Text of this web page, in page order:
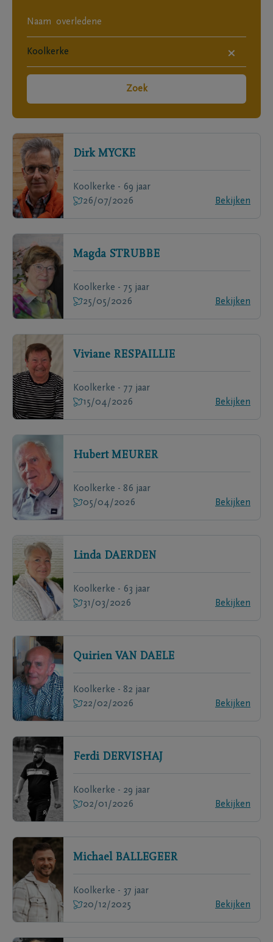
×
Zoek
Dirk MYCKE
Koolkerke - 69 jaar
26/07/2026
Bekijken
Magda STRUBBE
Koolkerke - 75 jaar
25/05/2026
Bekijken
Viviane RESPAILLIE
Koolkerke - 77 jaar
15/04/2026
Bekijken
Hubert MEURER
Koolkerke - 86 jaar
05/04/2026
Bekijken
Linda DAERDEN
Koolkerke - 63 jaar
31/03/2026
Bekijken
Quirien VAN DAELE
Koolkerke - 82 jaar
22/02/2026
Bekijken
Ferdi DERVISHAJ
Koolkerke - 29 jaar
02/01/2026
Bekijken
Michael BALLEGEER
Koolkerke - 37 jaar
20/12/2025
Bekijken